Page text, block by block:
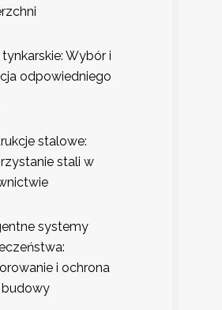
tynkarskie: Wybór i
odpowiedniego
stalowe:
stali w
systemy
i ochrona